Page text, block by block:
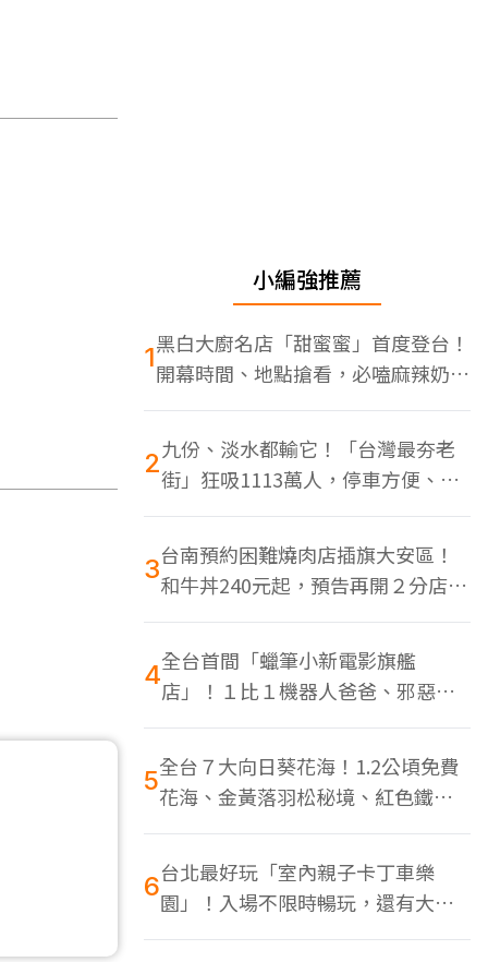
小編強推薦
1黑白大廚名店「甜蜜蜜」首度登台！
開幕時間、地點搶看，必嗑麻辣奶油
蝦
2九份、淡水都輸它！「台灣最夯老
街」狂吸1113萬人，停車方便、特
色美食多
3台南預約困難燒肉店插旗大安區！
和牛丼240元起，預告再開２分店、
地點曝光
4全台首間「蠟筆小新電影旗艦
店」！１比１機器人爸爸、邪惡正
男，百款周邊買翻
5全台７大向日葵花海！1.2公頃免費
花海、金黃落羽松秘境、紅色鐵橋
同框
6台北最好玩「室內親子卡丁車樂
園」！入場不限時暢玩，還有大螢
幕Switch遊戲區